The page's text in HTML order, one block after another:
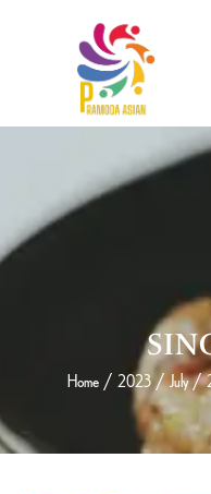
Home / 2023 / July /